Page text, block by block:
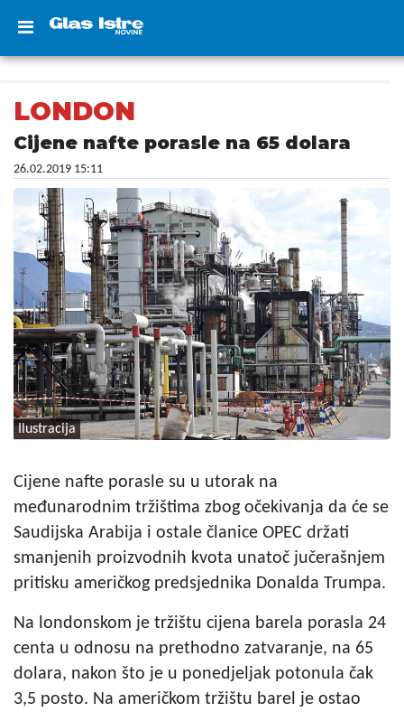
LONDON
Cijene nafte porasle na 65 dolara
26.02.2019 15:11
Ilustracija
Cijene nafte porasle su u utorak na
međunarodnim tržištima zbog očekivanja da će se
Saudijska Arabija i ostale članice OPEC držati
smanjenih proizvodnih kvota unatoč jučerašnjem
pritisku američkog predsjednika Donalda Trumpa.
Na londonskom je tržištu cijena barela porasla 24
centa u odnosu na prethodno zatvaranje, na 65
dolara, nakon što je u ponedjeljak potonula čak
3,5 posto. Na američkom tržištu barel je ostao